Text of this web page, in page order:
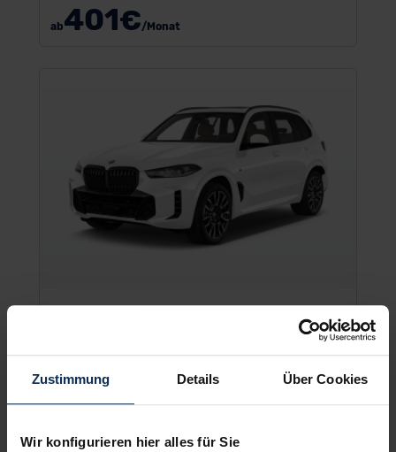
Zustimmung Details Über Cookies
Wir konfigurieren hier alles für Sie
ab401€/Monat
SUV/Geländewagen
Vario-Finanzierung inkl. MwSt.